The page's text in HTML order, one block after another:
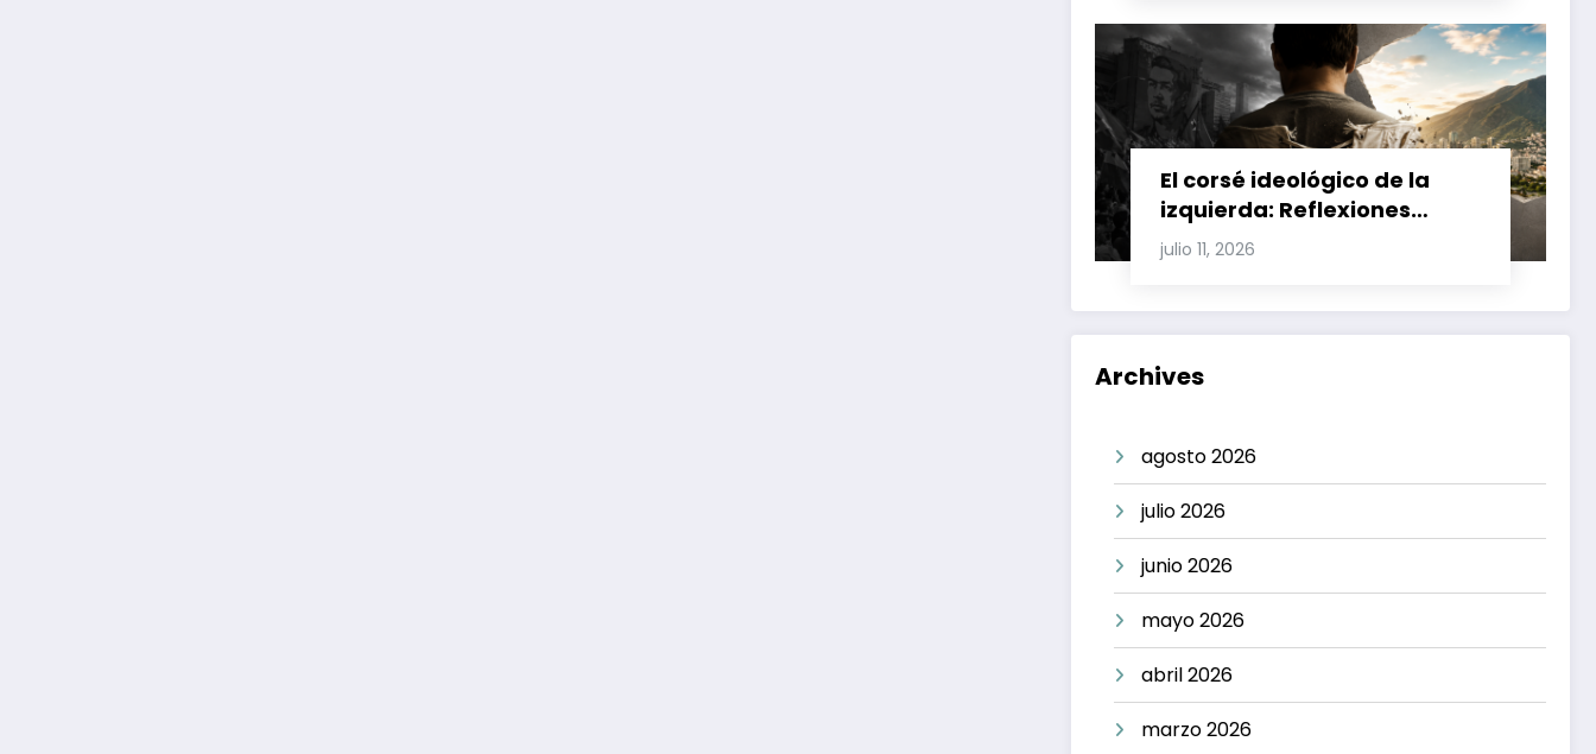
El corsé ideológico de la
izquierda: Reflexiones
sobre el fracaso chavista y
la crisis moral en América
julio 11, 2026
Archives
agosto 2026
julio 2026
junio 2026
mayo 2026
abril 2026
marzo 2026